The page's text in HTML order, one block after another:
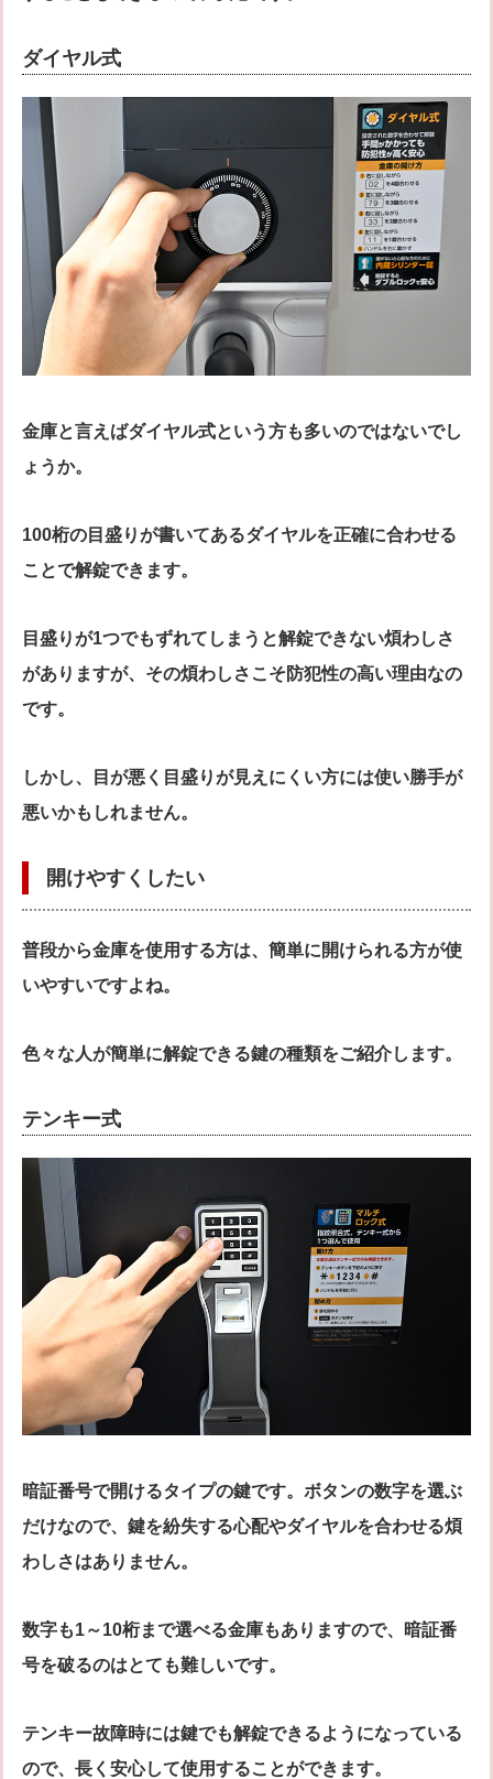
ダイヤル式
金庫と言えばダイヤル式という方も多いのではないでし
ょうか。
100桁の目盛りが書いてあるダイヤルを正確に合わせる
ことで解錠できます。
目盛りが1つでもずれてしまうと解錠できない煩わしさ
がありますが、その煩わしさこそ防犯性の高い理由なの
です。
しかし、目が悪く目盛りが見えにくい方には使い勝手が
悪いかもしれません。
開けやすくしたい
普段から金庫を使用する方は、簡単に開けられる方が使
いやすいですよね。
色々な人が簡単に解錠できる鍵の種類をご紹介します。
テンキー式
暗証番号で開けるタイプの鍵です。ボタンの数字を選ぶ
だけなので、鍵を紛失する心配やダイヤルを合わせる煩
わしさはありません。
数字も1～10桁まで選べる金庫もありますので、暗証番
号を破るのはとても難しいです。
テンキー故障時には鍵でも解錠できるようになっている
ので、長く安心して使用することができます。